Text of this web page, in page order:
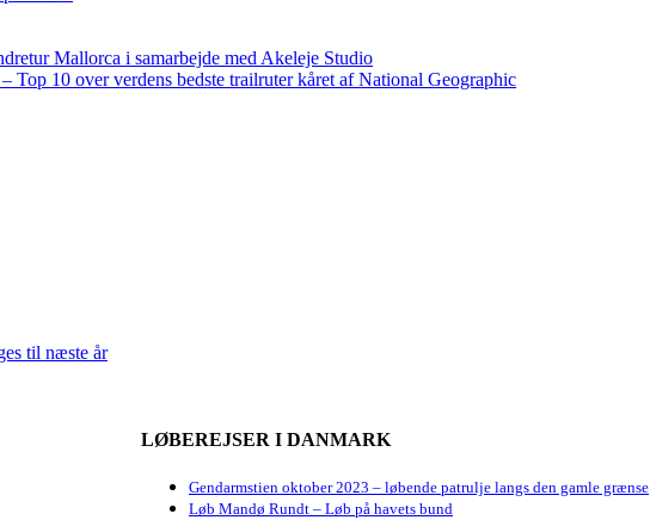
Mallorca i samarbejde med Akeleje Studio
10 over verdens bedste trailruter kåret af National Geographic
til næste år
LØBEREJSER I DANMARK
Gendarmstien oktober 2023 – løbende patrulje langs den gamle grænse
Løb Mandø Rundt – Løb på havets bund